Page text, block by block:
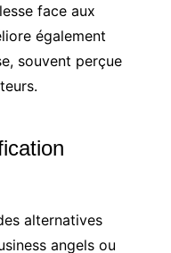
face aux
également
souvent perçue
alternatives
angels ou